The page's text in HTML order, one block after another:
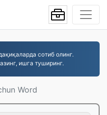
сотиб олинг.
ишга туширинг.
Word